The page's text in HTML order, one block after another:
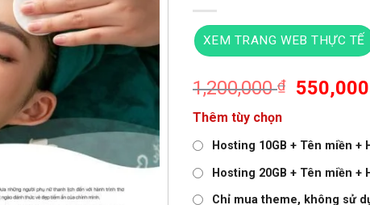
XEM TRANG WEB THỰC TẾ
1,200,000₫
Giá
Thêm tùy chọn
Hosting 10GB + Tên miền +
Hosting 20GB + Tên miền +
Chỉ mua theme, không sử